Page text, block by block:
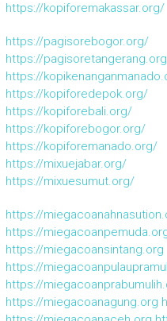
https://kopiforemakassar.org/
https://pagisorebogor.org/
https://
https://
https://kopiforedepok.org/
https://kopiforebali.org/
https://kopiforebogor.org/
https://kopiforemanado.org/
https://mixuejabar.org/
https://mixuesumut.org/
https://
https://
https://miegacoansintang.org
https://
https://
https://miegacoanagung.org